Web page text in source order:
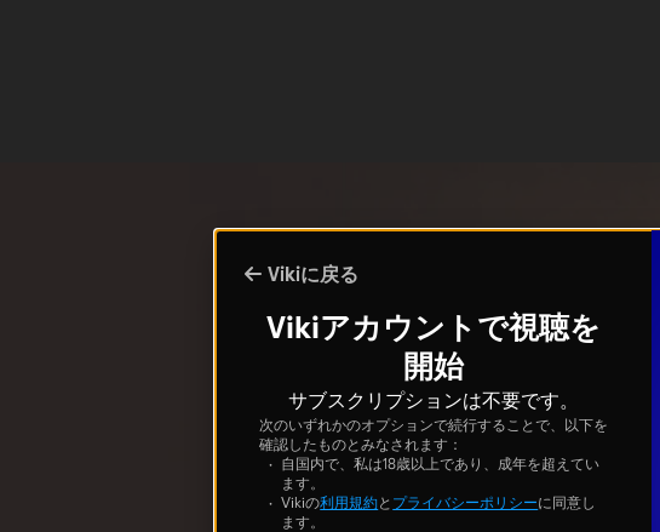
Vikiに戻る
Vikiアカウントで視聴を
開始
サブスクリプションは不要です。
次のいずれかのオプションで続行することで、以下を
確認したものとみなされます：
自国内で、私は18歳以上であり、成年を超えてい
ます。
Vikiの利用規約と プライバシーポリシーに同意し
ます。